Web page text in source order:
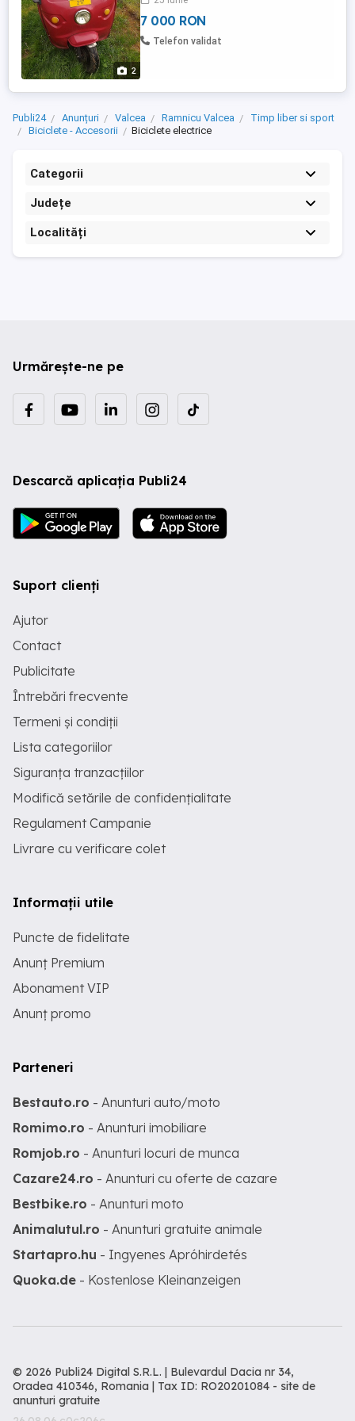
2
7 000 RON
Telefon validat
Publi24 Anunțuri Valcea Ramnicu Valcea
Timp liber si sport
Biciclete - Accesorii
Biciclete electrice
Categorii
Județe
Localități
Urmărește-ne pe
Descarcă aplicația Publi24
Suport clienți
Ajutor
Contact
Publicitate
Întrebări frecvente
Termeni și condiții
Lista categoriilor
Siguranța tranzacțiilor
Modifică setările de confidențialitate
Regulament Campanie
Livrare cu verificare colet
Informații utile
Puncte de fidelitate
Anunț Premium
Abonament VIP
Anunț promo
Parteneri
Bestauto.ro - Anunturi auto/moto
Romimo.ro - Anunturi imobiliare
Romjob.ro - Anunturi locuri de munca
Cazare24.ro - Anunturi cu oferte de cazare
Bestbike.ro - Anunturi moto
Animalutul.ro - Anunturi gratuite animale
Startapro.hu - Ingyenes Apróhirdetés
Quoka.de - Kostenlose Kleinanzeigen
© 2026 Publi24 Digital S.R.L. | Bulevardul Dacia nr 34,
Oradea 410346, Romania | Tax ID: RO20201084 - site de
anunturi gratuite